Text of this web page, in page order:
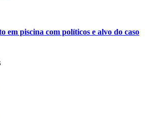
em piscina com políticos e alvo do caso